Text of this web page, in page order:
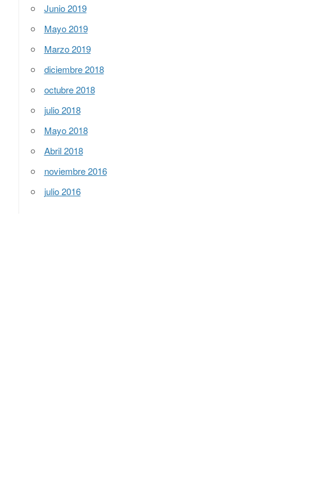
Junio 2019
Mayo 2019
Marzo 2019
diciembre 2018
octubre 2018
julio 2018
Mayo 2018
Abril 2018
noviembre 2016
julio 2016